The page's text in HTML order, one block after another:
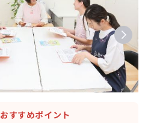
おすすめポイント